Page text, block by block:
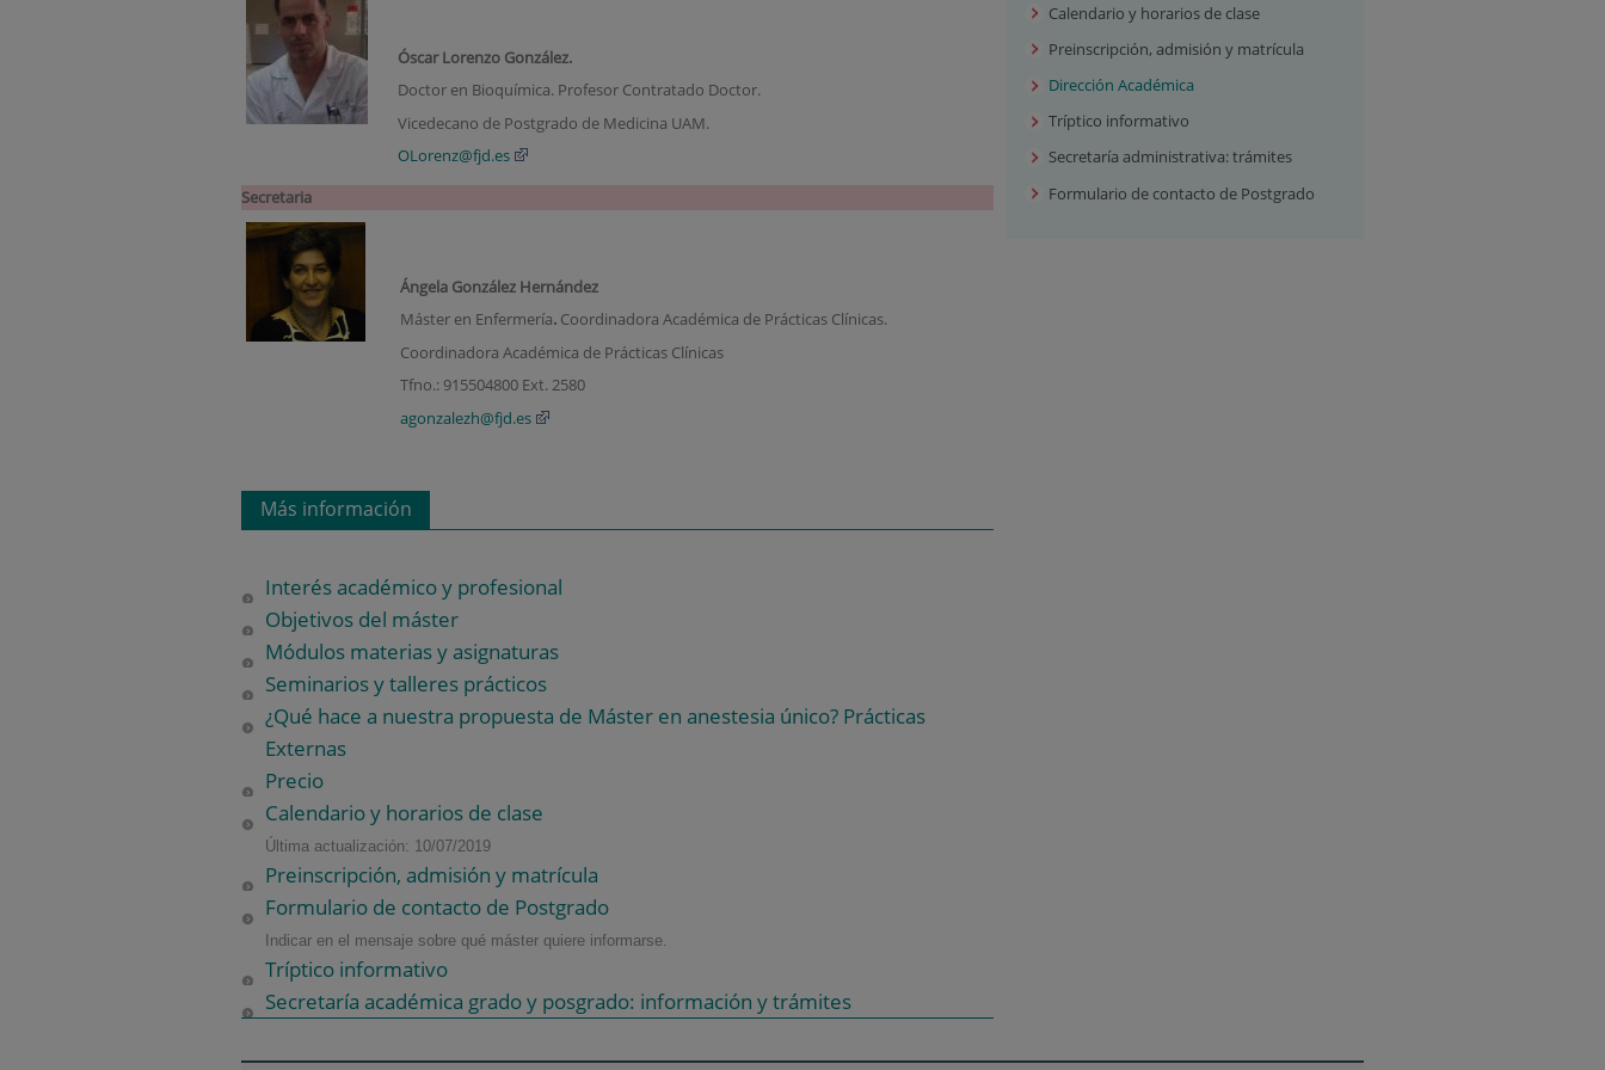
Óscar Lorenzo González.
Doctor en Bioquímica. Profesor Contratado Doctor.
Vicedecano de Postgrado de Medicina UAM.
OLorenz@fjd.es
Secretaria
Ángela González Hernández
Máster en Enfermería. Coordinadora Académica de Prácticas Clínicas.
Coordinadora Académica de Prácticas Clínicas
Tfno.: 915504800 Ext. 2580
agonzalezh@fjd.es
Más información
Interés académico y profesional
Objetivos del máster
Módulos materias y asignaturas
Seminarios y talleres prácticos
¿Qué hace a nuestra propuesta de Máster en anestesia único? Prácticas
Externas
Precio
Calendario y horarios de clase
Última actualización: 10/07/2019
Preinscripción, admisión y matrícula
Formulario de contacto de Postgrado
Indicar en el mensaje sobre qué máster quiere informarse.
Tríptico informativo
Secretaría académica grado y posgrado: información y trámites
Calendario y horarios de clase
Preinscripción, admisión y matrícula
Dirección Académica
Tríptico informativo
Secretaría administrativa: trámites
Formulario de contacto de Postgrado